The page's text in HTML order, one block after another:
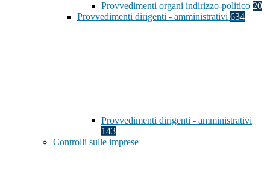
Provvedimenti organi indirizzo-politico 20
Provvedimenti dirigenti - amministrativi 634
Provvedimenti dirigenti - amministrativi
143
Controlli sulle imprese